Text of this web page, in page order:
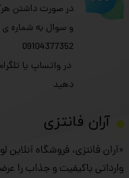
​آران فانتزی
«آران فانتزی، فروشگاه
وارداتی باکیفیت و جذاب را
در صورت داشتن
و سوال به شماره ی
09104377352
در واتساپ یا
دهید